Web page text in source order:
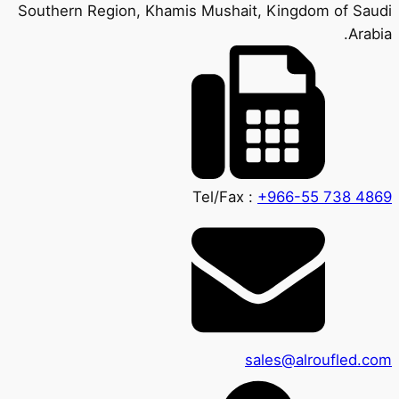
Southern Region, Khamis Mushait, Kingdom of Saudi
Arabia.
Tel/Fax : +966-55 738 4869
sales@alroufled.com